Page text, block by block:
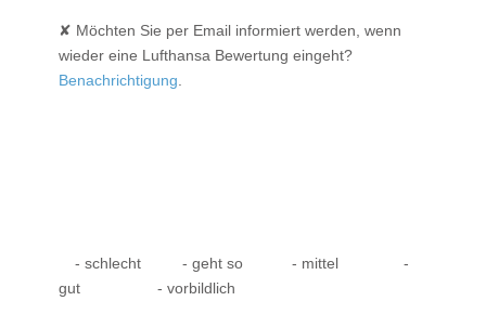
✘ Möchten Sie per Email informiert werden, wenn
wieder eine Lufthansa Bewertung eingeht?
Benachrichtigung
- schlecht - geht so - mittel
-
gut
- vorbildlich